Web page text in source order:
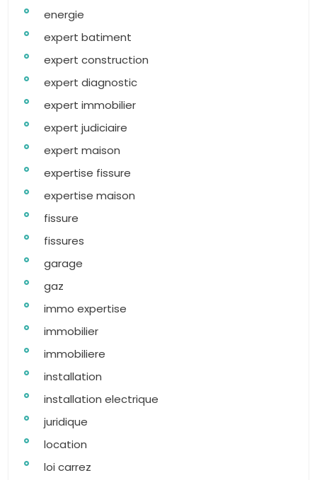
energie
expert batiment
expert construction
expert diagnostic
expert immobilier
expert judiciaire
expert maison
expertise fissure
expertise maison
fissure
fissures
garage
gaz
immo expertise
immobilier
immobiliere
installation
installation electrique
juridique
location
loi carrez